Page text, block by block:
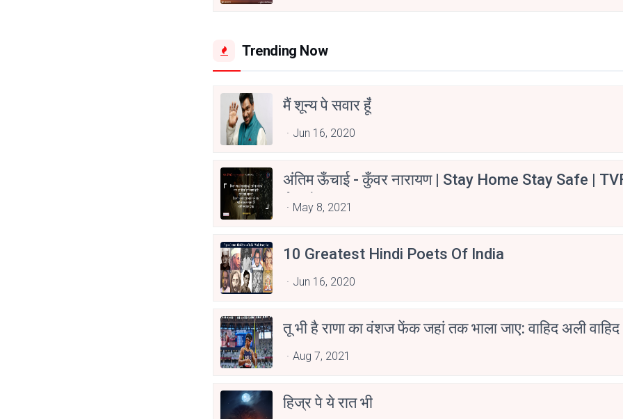
Trending Now
मैं शून्य पे सवार हूँ
Jun 16, 2020
अंतिम ऊँचाई - कुँवर नारायण | Stay Home Stay Safe |
Aspirants
May 8, 2021
10 Greatest Hindi Poets Of India
Jun 16, 2020
तू भी है राणा का वंशज फेंक जहां तक भाला जाए: वाहिद अली वाहिद
Aug 7, 2021
हिज्र पे ये रात भी